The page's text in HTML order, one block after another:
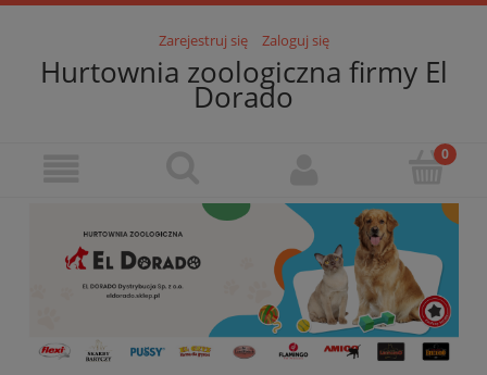
Zarejestruj się Zaloguj się
Hurtownia zoologiczna firmy El
Dorado